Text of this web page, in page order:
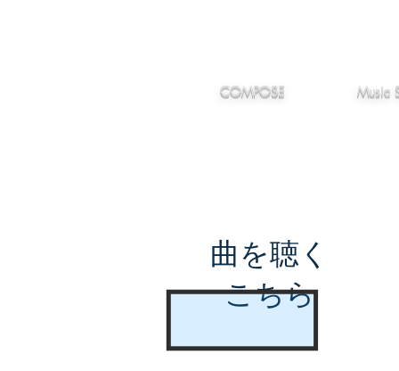
COMPOSE Music
曲を聴く
こちら